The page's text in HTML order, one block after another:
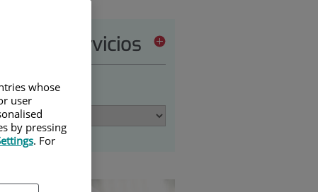
de servicios
una opción:
whose
user
by pressing
. For